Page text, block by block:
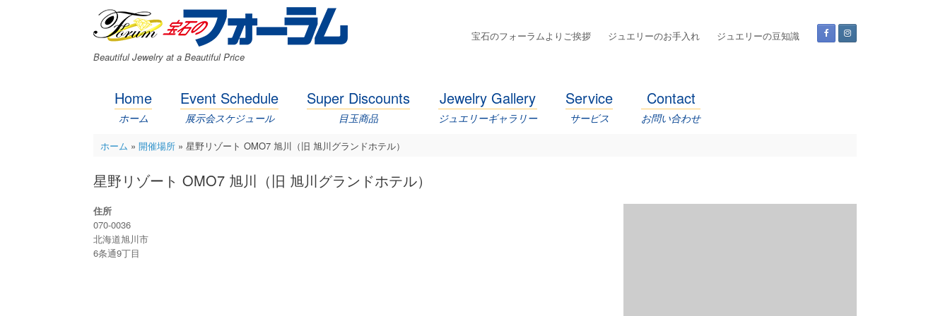
Beautiful Jewelry at a Beautiful Price
宝石のフォーラムよりご挨拶 ジュエリーのお手入れ ジュエリーの豆知識
Home
ホーム
Event Schedule
展示会スケジュール
Super Discounts
目玉商品
Jewelry Gallery
ジュエリーギャラリー
Service
サービス
Contact
お問い合わせ
ホーム » 開催場所» 星野リゾート OMO7 旭川（旧 旭川グランドホテル）
星野リゾート OMO7 旭川（旧 旭川グランドホテル）
住所
070-0036
北海道旭川市
6条通9丁目